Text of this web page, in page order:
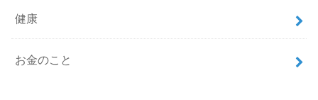
健康
お金のこと